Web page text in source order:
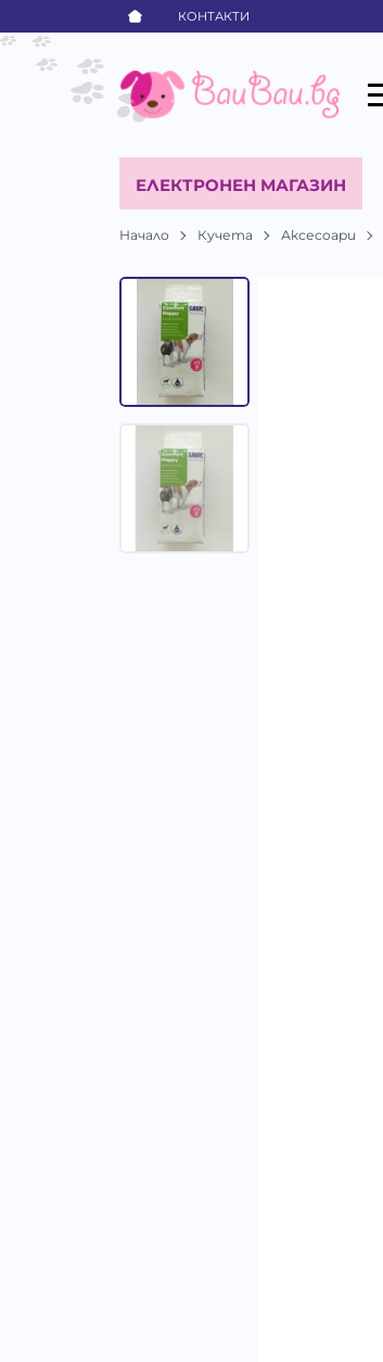
КОНТАКТИ
ЕЛЕКТРОНЕН МАГАЗИН
Начало Кучета Аксесоари